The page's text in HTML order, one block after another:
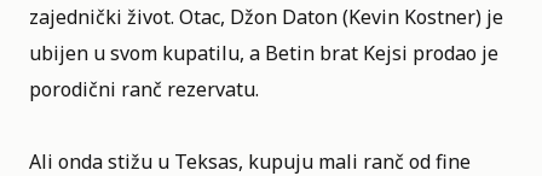
zajednički život. Otac, Džon Daton (Kevin Kostner) je
ubijen u svom kupatilu, a Betin brat Kejsi prodao je
porodični ranč rezervatu.
Ali onda stižu u Teksas, kupuju mali ranč od fine